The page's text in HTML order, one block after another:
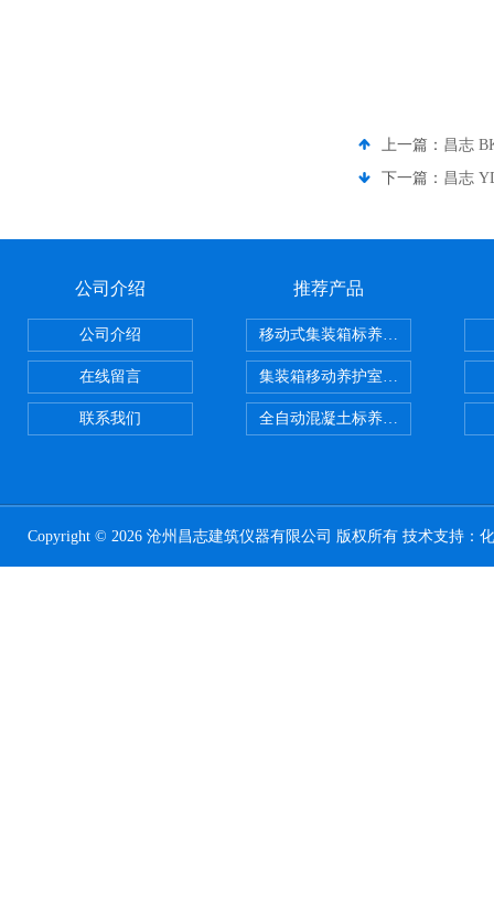
上一篇： 昌志
下一篇： 昌志
公司介绍
公司介绍
在线留言
联系我们
推荐产品
移动式集装箱标养室 养护室设备
集装箱移动养护室 标养室
全自动混凝土标养室恒温恒湿设备
Copyright © 2026 沧州昌志建筑仪器有限公司 版权所有 技术支持：